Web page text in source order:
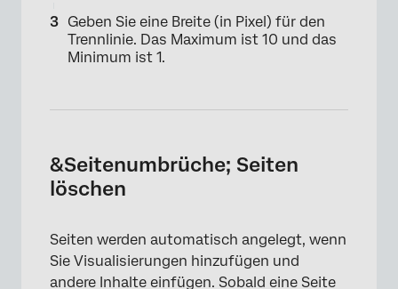
Geben Sie eine Breite (in Pixel) für den
Trennlinie. Das Maximum ist 10 und das
Minimum ist 1.
&Seitenumbrüche; Seiten
löschen
Seiten werden automatisch angelegt, wenn
Sie Visualisierungen hinzufügen und
andere Inhalte einfügen. Sobald eine Seite